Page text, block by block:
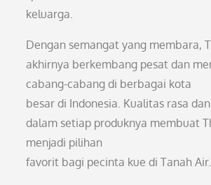
keluarga.
Dengan semangat yang membara,
akhirnya berkembang pesat dan
cabang-cabang di berbagai kota
besar di Indonesia. Kualitas rasa
dalam setiap produknya membuat
menjadi pilihan
favorit bagi pecinta kue di Tanah Air.